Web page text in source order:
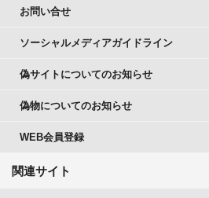
お問い合せ
ソーシャルメディアガイドライン
偽サイトについてのお知らせ
偽物についてのお知らせ
WEB会員登録
関連サイト